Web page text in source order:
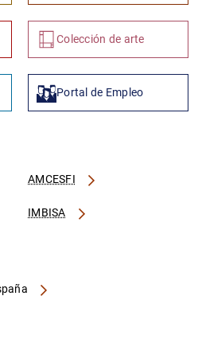
Colección de arte
Portal de Empleo
AMCESFI
IMBISA